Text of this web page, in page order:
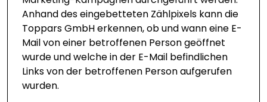
Anhand des eingebetteten Zählpixels kann die
Toppars GmbH erkennen, ob und wann eine E-
Mail von einer betroffenen Person geöffnet
wurde und welche in der E-Mail befindlichen
Links von der betroffenen Person aufgerufen
wurden.